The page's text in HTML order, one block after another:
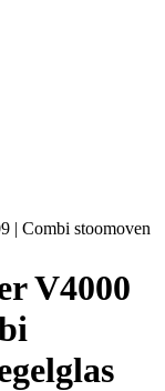
| Combi stoomoven
V4000